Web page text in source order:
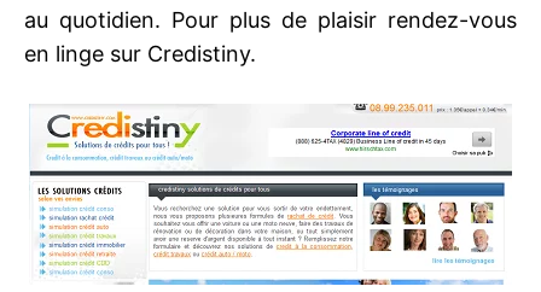
au quotidien. Pour plus de plaisir rendez-vous
en linge sur Credistiny.